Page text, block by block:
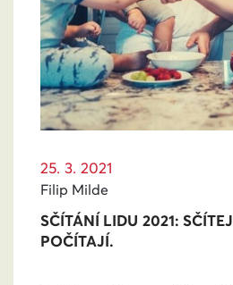
25. 3. 2021
Filip Milde
SČÍTÁNÍ LIDU 2021:
POČÍTAJÍ.